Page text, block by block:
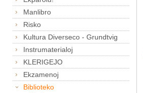
Manlibro
Risko
Kultura Diverseco - Grundtvig
Instrumaterialoj
KLERIGEJO
Ekzamenoj
Biblioteko